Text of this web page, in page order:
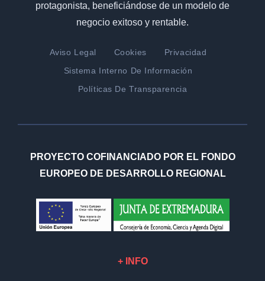
protagonista, beneficiándose de un modelo de
negocio exitoso y rentable.
Aviso Legal Cookies
Privacidad
Sistema Interno De Información
Políticas De Transparencia
PROYECTO COFINANCIADO POR EL FONDO
EUROPEO DE DESARROLLO REGIONAL
+ INFO